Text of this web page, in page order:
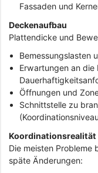
Fassaden und
Deckenaufbau
Plattendicke und
Bemessungslasten
Erwartungen an die
Öffnungen und
Schnittstelle zu
Koordinationsrealität
Die meisten Probleme
späte Änderungen: